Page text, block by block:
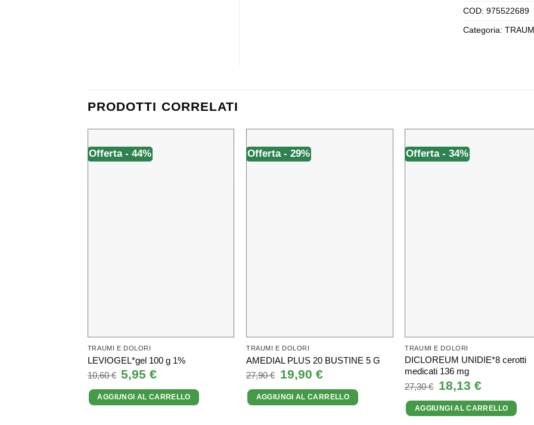
COD: 975522689
Categoria:
PRODOTTI CORRELATI
Offerta - 44%
TRAUMI E DOLORI
LEVIOGEL*gel 100 g 1%
10,60€ Il
prezzo
originale
era:
10,60 €.
5,95€
attuale
è:
5,95 €.
AGGIUNGI AL CARRELLO
Offerta - 29%
TRAUMI E DOLORI
AMEDIAL PLUS 20 BUSTINE 5 G
27,90€ Il
prezzo
originale
era:
27,90 €.
19,90 €Il
prezzo
attuale
è:
19,90 €.
AGGIUNGI AL CARRELLO
Offerta - 34%
TRAUMI E DOLORI
DICLOREUM UNIDIE*8 cerotti
medicati 136 mg
27,30€ Il
prezzo
originale
era:
27,30 €.
18,13 €Il
prezzo
attuale
è:
18,13 €.
AGGIUNGI AL CARRELLO